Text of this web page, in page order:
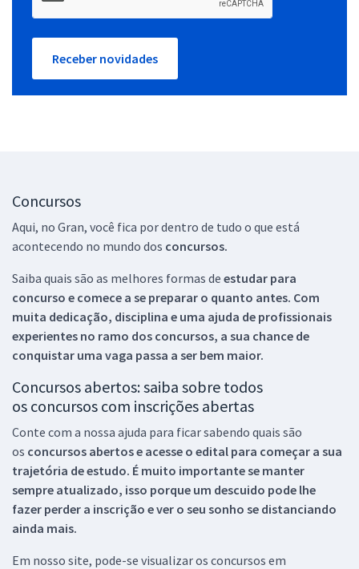
Receber novidades
Concursos
Aqui, no Gran, você fica por dentro de tudo o que está
acontecendo no mundo dos concursos.
Saiba quais são as melhores formas de estudar para
concurso e comece a se preparar o quanto antes. Com
muita dedicação, disciplina e uma ajuda de profissionais
experientes no ramo dos concursos, a sua chance de
conquistar uma vaga passa a ser bem maior.
Concursos abertos: saiba sobre todos
os concursos com inscrições abertas
Conte com a nossa ajuda para ficar sabendo quais são
os concursos abertos e acesse o edital para começar a sua
trajetória de estudo. É muito importante se manter
sempre atualizado, isso porque um descuido pode lhe
fazer perder a inscrição e ver o seu sonho se distanciando
ainda mais.
Em nosso site, pode-se visualizar os concursos em